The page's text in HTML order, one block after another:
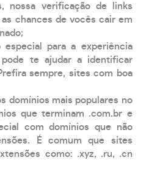
nossa verificação de links
chances de vocês cair em
especial para a experiência
te ajudar a identificar
sempre, sites com boa
domínios mais populares no
que terminam .com.br e
com domínios que não
É comum que sites
como: .xyz, .ru, .cn